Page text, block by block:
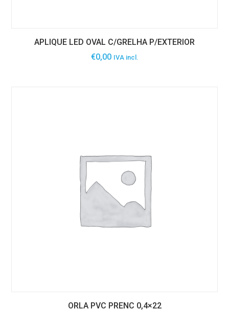
APLIQUE LED OVAL C/GRELHA P/EXTERIOR
€0,00 IVA incl.
ORLA PVC PRENC 0,4×22